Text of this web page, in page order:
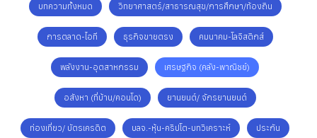
บทความทั้งหมด วิทยาศาสตร์/สาธารณสุข/การศึกษา/ท้องถิน
การตลาด-ไอที ธุรกิจขายตรง คมนาคม-โลจิสติกส์
พลังงาน-อุตสาหกรรม เศรษฐกิจ (คลัง-พาณิชย์)
อสังหา (ที่บ้าน/คอนโด) ยานยนต์/ จักรยานยนต์
ท่องเที่ยว/ บัตรเครดิต บลจ.-หุ้น-คริปโต-บทวิเคราะห์ ประกัน